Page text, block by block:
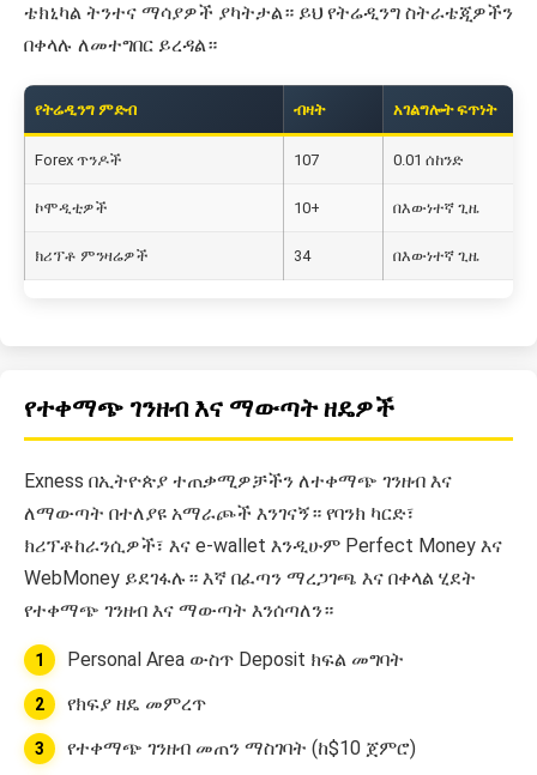
ቴክኒካል ትንተና ማሳያዎች ያካትታል። ይህ የትሬዲንግ ስትራቴጂዎችን
በቀላሉ ለመተግበር ይረዳል።
የትሬዲንግ ምድብ ብዛት አገልግሎት ፍጥነት
Forex ጥንዶች 107 0.01 ሰከንድ
ኮሞዲቲዎች 10+ በእውነተኛ ጊዜ
ክሪፕቶ ምንዛሬዎች 34 በእውነተኛ ጊዜ
የተቀማጭ ገንዘብ እና ማውጣት ዘዴዎች
Exness በኢትዮጵያ ተጠቃሚዎቻችን ለተቀማጭ ገንዘብ እና
ለማውጣት በተለያዩ አማራጮች እንገናኝ። የባንክ ካርድ፣
ክሪፕቶከራንሲዎች፣ እና e-wallet እንዲሁም Perfect Money እና
WebMoney ይደገፋሉ። እኛ በፈጣን ማረጋገጫ እና በቀላል ሂደት
የተቀማጭ ገንዘብ እና ማውጣት እንሰጣለን።
Personal Area ውስጥ Deposit ክፍል መግባት
የክፍያ ዘዴ መምረጥ
የተቀማጭ ገንዘብ መጠን ማስገባት (ከ$10 ጀምሮ)